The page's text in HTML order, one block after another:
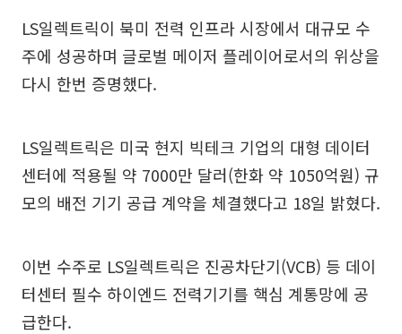
LS일렉트릭이 북미 전력 인프라 시장에서 대규모 수
주에 성공하며 글로벌 메이저 플레이어로서의 위상을
다시 한번 증명했다.
LS일렉트릭은 미국 현지 빅테크 기업의 대형 데이터
센터에 적용될 약 7000만 달러(한화 약 1050억원) 규
모의 배전 기기 공급 계약을 체결했다고 18일 밝혔다.
이번 수주로 LS일렉트릭은 진공차단기(VCB) 등 데이
터센터 필수 하이엔드 전력기기를 핵심 계통망에 공
급한다.